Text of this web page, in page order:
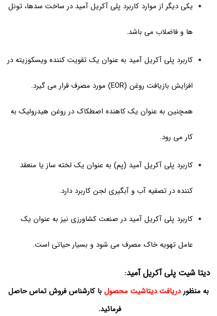
یکی دیگر از موارد کاربرد پلی آکریل آمید در ساخت سدها، تونل
ها و فاضلاب می باشد.
کاربرد پلی آکریل آمید به عنوان یک تقویت کننده ویسکوزیته در
افزایش بازیافت روغن (EOR) مورد مصرف قرار می گیرد.
همچنین به عنوان یک کاهنده اصطکاک در روغن هیدرولیک به
کار می رود.
کاربرد پلی آکریل آمید (پم) به عنوان یک لخته ساز یا منعقد
کننده در تصفیه آب و آبگیری لجن کاربرد دارد.
کاربرد پلی آکریل آمید در صنعت کشاورزی نیز به عنوان یک
عامل تهویه خاک مصرف می شود و بسیار حیاتی است.
دیتا شیت پلی آکریل آمید:
به منظوردریافت دیتاشیت محصول با کارشناس فروش تماس حاصل
فرمائید.